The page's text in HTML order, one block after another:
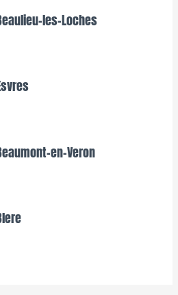
les-Loches
en-Veron